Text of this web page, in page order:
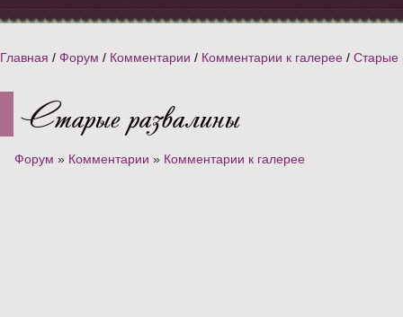
Главная / Форум / Комментарии / Комментарии к галерее / Старые
Старые развалины
Форум » Комментарии » Комментарии к галерее